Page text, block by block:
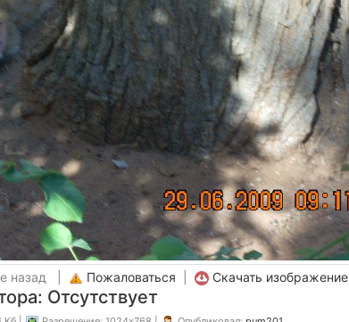
назад | Пожаловаться Скачать изображение
Отсутствует